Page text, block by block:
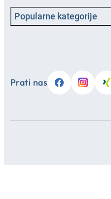
Popularne kategorije
Prati nas